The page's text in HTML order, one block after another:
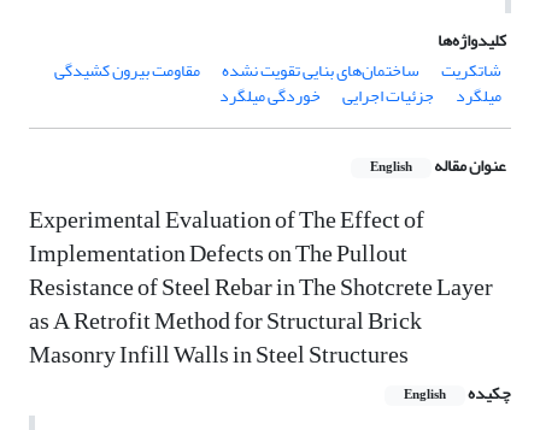
کلیدواژه‌ها
شاتکریت
ساختمان‌های بنایی تقویت نشده مقاومت بیرون کشیدگی
میلگرد جزئیات اجرایی خوردگی میلگرد
عنوان مقاله English
Experimental Evaluation of The Effect of
Implementation Defects on The Pullout
Resistance of Steel Rebar in The Shotcrete Layer
as A Retrofit Method for Structural Brick
Masonry Infill Walls in Steel Structures
چکیده English